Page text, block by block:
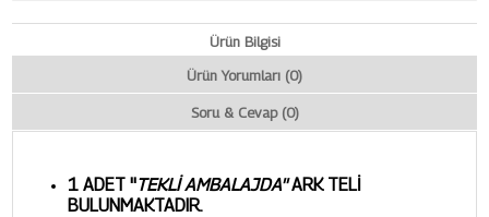
Ürün Bilgisi
Ürün Yorumları (0)
Soru & Cevap (0)
1ADET ''TEKLİ AMBALAJDA''ARK TELİ
BULUNMAKTADIR.